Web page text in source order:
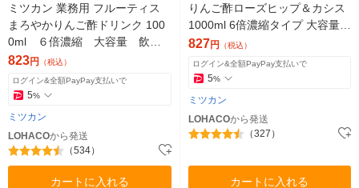
ミツカン 業務用 フルーティス
まろやかりんご酢ドリンク 100
0ml ６倍濃縮 大容量 飲む
お酢 リンゴ酢
823円 （税込）
ログイン&全額PayPay支払いで
5%
ミツカン
LOHACOから発送
（534）
カートに入れる
りんご酢ローズヒップ＆カシス
1000ml 6倍濃縮タイプ 大容量
飲むお酢 リンゴ酢（イチオシ）
827円 （税込）
ログイン&全額PayPay支払いで
5%
ミツカン
LOHACOから発送
（327）
カートに入れる